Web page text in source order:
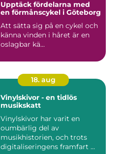
Upptäck fördelarna med
en förmånscykel i Göteborg
Att sätta sig på en cykel och
känna vinden i håret är en
oslagbar kä...
18. aug
Vinylskivor - en tidlös
musikskatt
Vinylskivor har varit en
oumbärlig del av
musikhistorien, och trots
digitaliseringens framfart ...